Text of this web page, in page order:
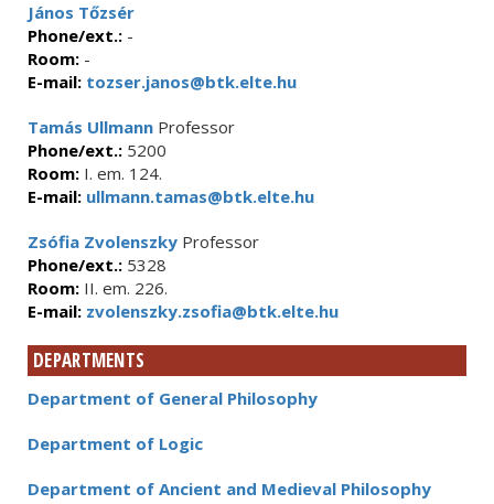
János Tőzsér
Phone/ext.: -
Room: -
E-mail: tozser.janos@btk.elte.hu
Tamás Ullmann Professor
Phone/ext.: 5200
Room: I. em. 124.
E-mail: ullmann.tamas@btk.elte.hu
Zsófia Zvolenszky Professor
Phone/ext.: 5328
Room: II. em. 226.
E-mail: zvolenszky.zsofia@btk.elte.hu
DEPARTMENTS
Department of General Philosophy
Department of Logic
Department of Ancient and Medieval Philosophy